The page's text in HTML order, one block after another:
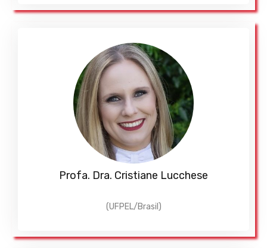
Profa. Dra. Cristiane Lucchese
(UFPEL/Brasil)